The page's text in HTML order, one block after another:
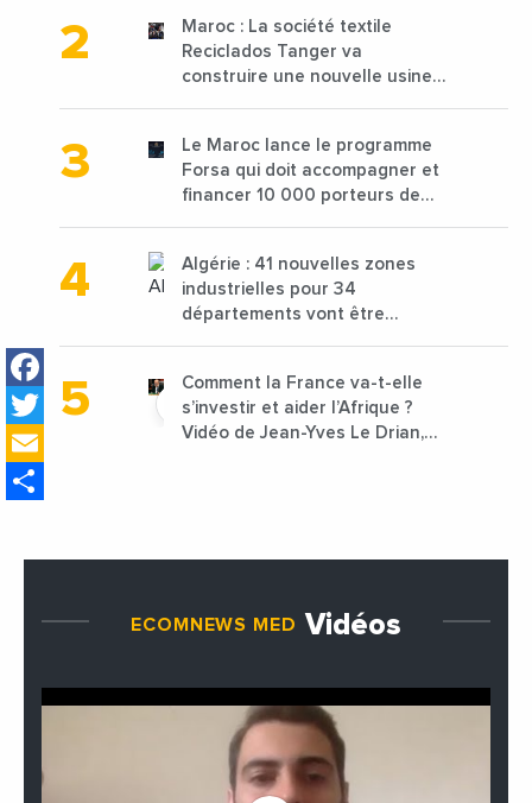
Facebook
Twitter
Maroc : La société textile
Reciclados Tanger va
construire une nouvelle usine
Le Maroc lance le programme
Forsa qui doit accompagner et
financer 10 000 porteurs de
Algérie : 41 nouvelles zones
industrielles pour 34
départements vont être
Comment la France va-t-elle
s’investir et aider l’Afrique ?
Vidéo de Jean-Yves Le Drian,
ECOMNEWS MED Vidéos